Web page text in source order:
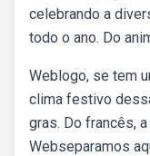
celebrando a
todo o ano. Do
Weblogo, se tem
clima festivo
gras. Do francês,
Webseparamos